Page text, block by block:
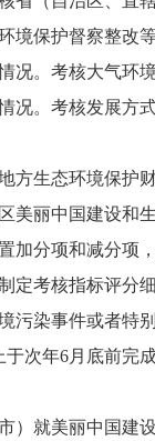
境保护督察整改
况。考核大气
况。考核发展
方生态环境保护
美丽中国建设和
分项和减分项
定考核指标评分
污染事件或者特
次年6月底前完
）就美丽中国